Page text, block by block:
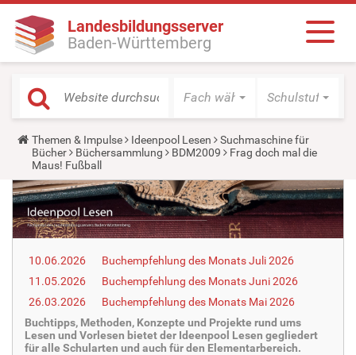
Landesbildungsserver
Baden-Württemberg
Fach wählen Schulstufe
Y
o
u
a
r
e
h
e
r
:
Themen & Impulse Ideenpool Lesen
Suchmaschine für
Bücher
Büchersammlung BDM2009
Frag doch mal die
Maus! Fußball
10.06.2026
Buchempfehlung des Monats Juli 2026
11.05.2026
Buchempfehlung des Monats Juni 2026
26.03.2026
Buchempfehlung des Monats Mai 2026
Buchtipps, Methoden, Konzepte und Projekte rund ums
Lesen und Vorlesen bietet der Ideenpool Lesen gegliedert
für alle Schularten und auch für den Elementarbereich.